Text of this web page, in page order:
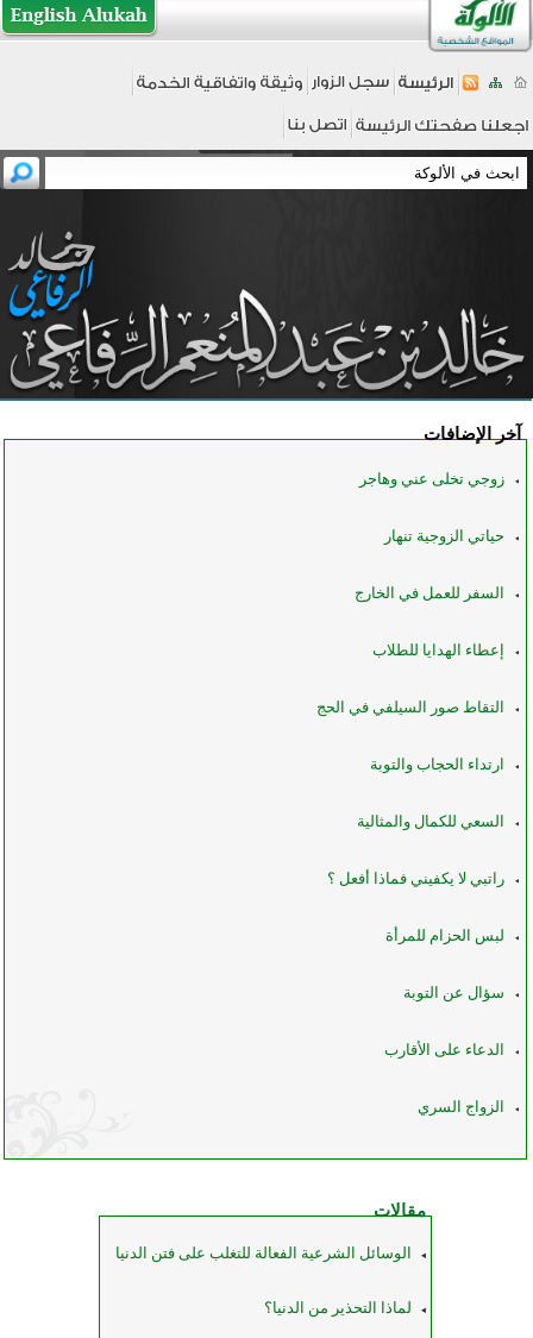
آخر الإضافات
زوجي تخلى عني وهاجر
حياتي الزوجية تنهار
السفر للعمل في الخارج
إعطاء الهدايا للطلاب
التقاط صور السيلفي في الحج
ارتداء الحجاب والتوبة
السعي للكمال والمثالية
راتبي لا يكفيني فماذا أفعل ؟
لبس الحزام للمرأة
سؤال عن التوبة
الدعاء على الأقارب
الزواج السري
مقالات
الوسائل الشرعية الفعالة للتغلب على فتن الدنيا
لماذا التحذير من الدنيا؟